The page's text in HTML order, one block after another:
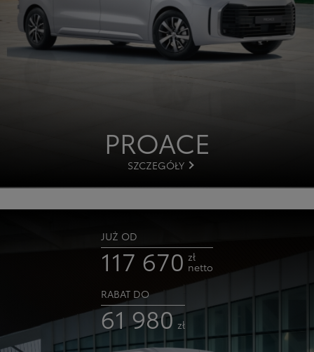
PROACE
SZCZEGÓŁY
JUŻ OD
117 670 zł
netto
RABAT DO
61 980 zł